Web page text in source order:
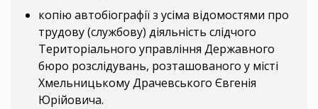
копію автобіографії з усіма відомостями про
трудову (службову) діяльність слідчого
Територіального управління Державного
бюро розслідувань, розташованого у місті
Хмельницькому Драчевського Євгенія
Юрійовича.